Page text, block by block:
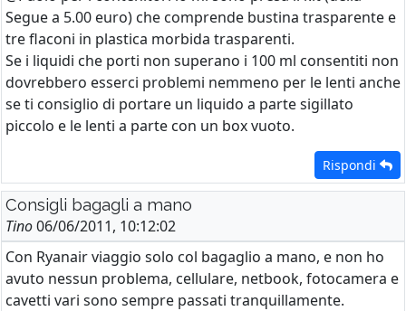
Segue a 5.00 euro) che comprende bustina trasparente e
tre flaconi in plastica morbida trasparenti.
Se i liquidi che porti non superano i 100 ml consentiti non
dovrebbero esserci problemi nemmeno per le lenti anche
se ti consiglio di portare un liquido a parte sigillato
piccolo e le lenti a parte con un box vuoto.
Rispondi
Consigli bagagli a mano
Tino06/06/2011, 10:12:02
Con Ryanair viaggio solo col bagaglio a mano, e non ho
avuto nessun problema, cellulare, netbook, fotocamera e
cavetti vari sono sempre passati tranquillamente.